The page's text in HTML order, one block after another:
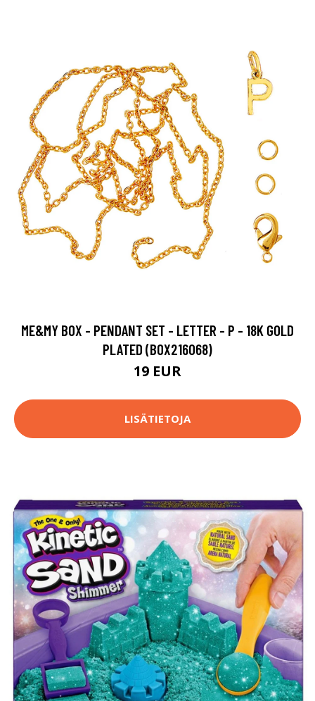
ME&MY BOX - PENDANT SET - LETTER - P - 18K GOLD
PLATED (BOX216068)
19 EUR
LISÄTIETOJA